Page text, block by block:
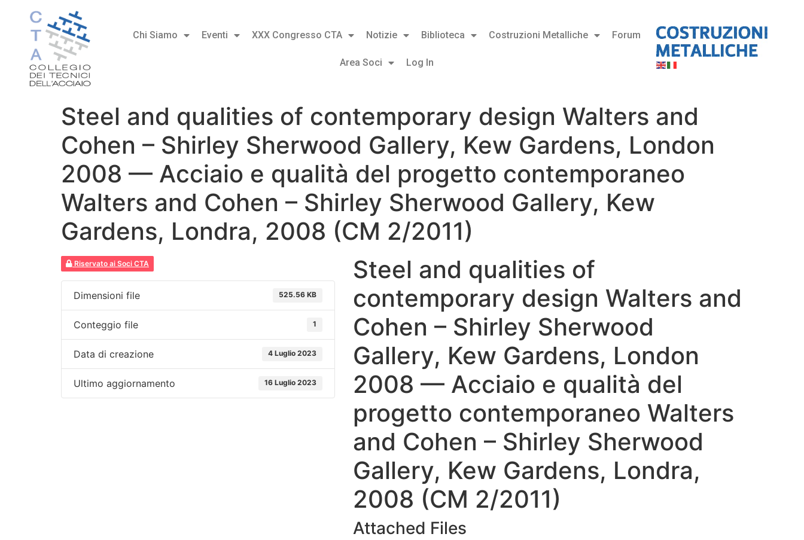
Chi Siamo Eventi XXX Congresso CTA Notizie Biblioteca Costruzioni Metalliche Forum
Area Soci Log In
Steel and qualities of contemporary design Walters and
Cohen – Shirley Sherwood Gallery, Kew Gardens, London
2008 — Acciaio e qualità del progetto contemporaneo
Walters and Cohen – Shirley Sherwood Gallery, Kew
Gardens, Londra, 2008 (CM 2/2011)
Riservato ai Soci CTA
Dimensioni file 525.56 KB
Conteggio file 1
Data di creazione 4 Luglio 2023
Ultimo aggiornamento 16 Luglio 2023
Steel and qualities of
contemporary design Walters and
Cohen – Shirley Sherwood
Gallery, Kew Gardens, London
2008 — Acciaio e qualità del
progetto contemporaneo Walters
and Cohen – Shirley Sherwood
Gallery, Kew Gardens, Londra,
2008 (CM 2/2011)
Attached Files